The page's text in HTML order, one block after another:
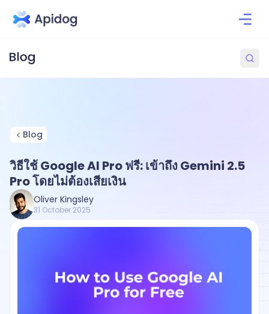
Blog
วิธีใช้ Google AI Pro ฟรี: เข้าถึง Gemini 2.5
Pro โดยไม่ต้องเสียเงิน
Oliver Kingsley
31 October 2025